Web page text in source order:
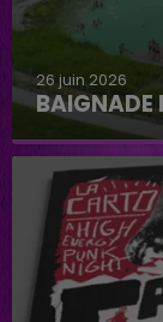
26 juin 2026
BAIGNADE
Baignade